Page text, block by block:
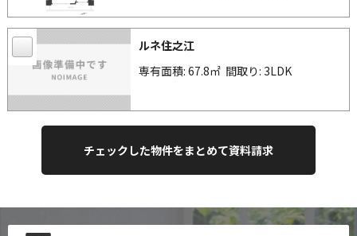
ルネ住之江
専有面積: 67.8㎡ 間取り: 3LDK